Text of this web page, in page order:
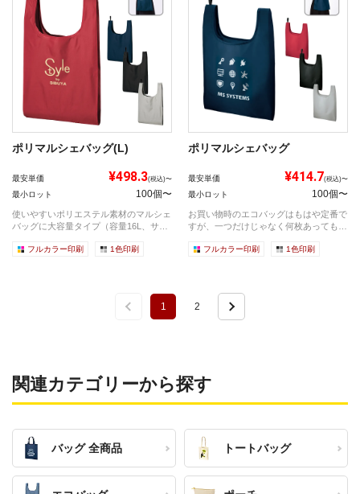
ポリマルシェバッグ(L)
最安単価 ¥498.3(税込)〜
最小ロット 100個〜
使いやすいポリエステル素材のマルシェ
バッグに大容量タイプ（容量16L、サイ
フルカラー印刷 1色印刷
ポリマルシェバッグ
最安単価 ¥414.7(税込)〜
最小ロット 100個〜
お買い物時のエコバッグはもはや定番で
すが、一つだけじゃなく何枚あっても良
フルカラー印刷 1色印刷
1 2
関連カテゴリーから探す
バッグ 全商品 トートバッグ